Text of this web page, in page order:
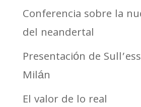
Conferencia sobre la
del neandertal
Presentación de
Milán
El valor de lo real